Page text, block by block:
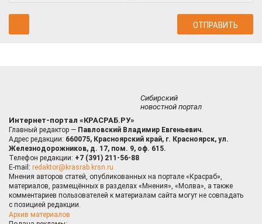
Сибирский
новостной портал
Интернет-портал «КРАСРАБ.РУ»
Главный редактор — Павловский Владимир Евгеньевич.
Адрес редакции: 660075, Красноярский край, г. Красноярск, ул.
Железнодорожников, д. 17, пом. 9, оф. 615.
Телефон редакции: +7 (391) 211-56-88
E-mail: redaktor@krasrab.krsn.ru
Мнения авторов статей, опубликованных на портале «Красраб»,
материалов, размещённых в разделах «Мнения», «Молва», а также
комментариев пользователей к материалам сайта могут не совпадать
с позицией редакции.
Архив материалов